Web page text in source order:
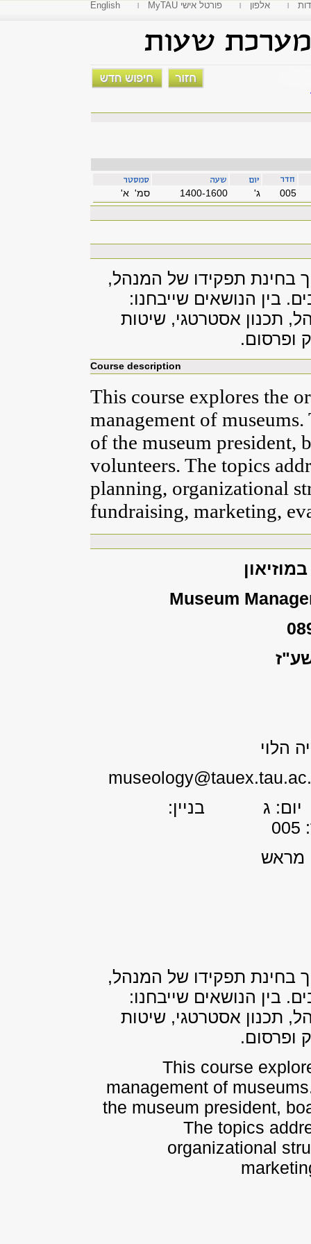
English MyTAU פורטל אישי אלפון
סמ' א' 1400-1600 'ג 005
בחינת תפקידו של המנהל,
בין הנושאים שייבחנו:
תכנון אסטרטגי, שיטות
ופרסום.
Course description
This course explores the
management of
of the museum president,
volunteers. The topics
planning, organizational
fundraising, marketing,
Museum
הלוי
קבלה: 10:00-8:30 יום: ג בניין:
מראש
בחינת תפקידו של המנהל,
בין הנושאים שייבחנו:
תכנון אסטרטגי, שיטות
ופרסום.
This course
management of
the museum president,
The topics
organizational